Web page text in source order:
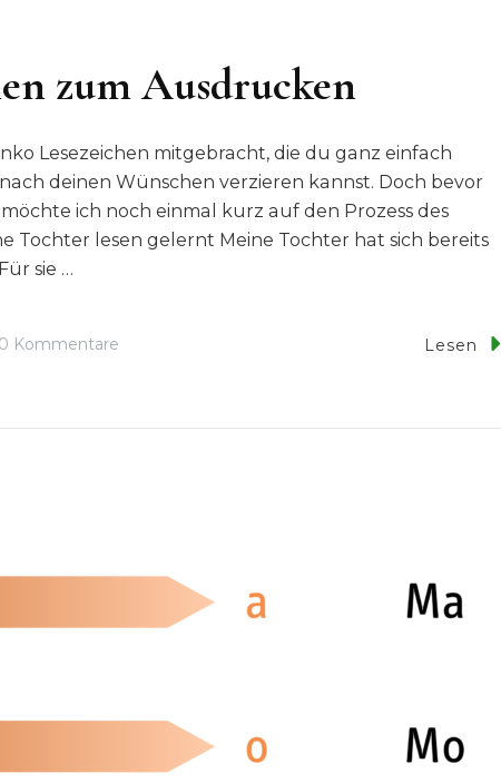
zum Ausdrucken
Lesezeichen mitgebracht, die du ganz einfach
deinen Wünschen verzieren kannst. Doch bevor
ich noch einmal kurz auf den Prozess des
Tochter lesen gelernt Meine Tochter hat sich bereits
sie …
0 Kommentare Lesen